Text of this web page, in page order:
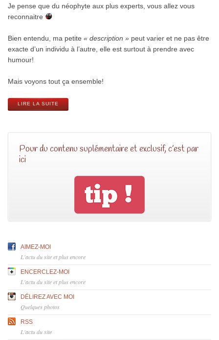
Je pense que du néophyte aux plus experts, vous allez vous
reconnaitre
Bien entendu, ma petite « description »peut varier et ne pas être
exacte d’un individu à l’autre, elle est surtout à prendre avec
humour!
Mais voyons tout ça ensemble!
LIRE LA SUITE
Pour du contenu suplémentaire et exclusif, c’est par
ici
AIMEZ-MOI
L'actu du site et plus encore
ENCERCLEZ-MOI
L'actu du site et plus encore
DÉLIREZ AVEC MOI
Quelques photos
RSS
L'actu du site